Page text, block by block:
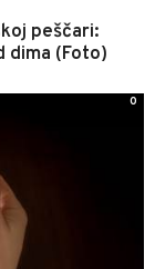
peščari:
dima (Foto)
0